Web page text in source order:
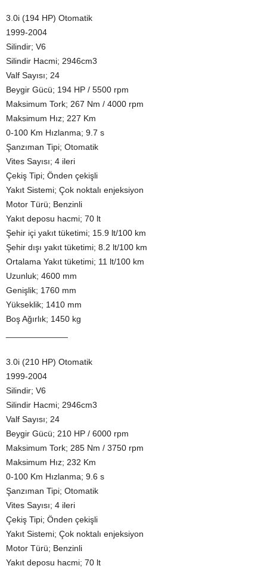
3.0i (194 HP) Otomatik
1999-2004
Silindir; V6
Silindir Hacmi; 2946cm3
Valf Sayısı; 24
Beygir Gücü; 194 HP / 5500 rpm
Maksimum Tork; 267 Nm / 4000 rpm
Maksimum Hız; 227 Km
0-100 Km Hızlanma; 9.7 s
Şanzıman Tipi; Otomatik
Vites Sayısı; 4 ileri
Çekiş Tipi; Önden çekişli
Yakıt Sistemi; Çok noktalı enjeksiyon
Motor Türü; Benzinli
Yakıt deposu hacmi; 70 lt
Şehir içi yakıt tüketimi; 15.9 lt/100 km
Şehir dışı yakıt tüketimi; 8.2 lt/100 km
Ortalama Yakıt tüketimi; 11 lt/100 km
Uzunluk; 4600 mm
Genişlik; 1760 mm
Yükseklik; 1410 mm
Boş Ağırlık; 1450 kg
3.0i (210 HP) Otomatik
1999-2004
Silindir; V6
Silindir Hacmi; 2946cm3
Valf Sayısı; 24
Beygir Gücü; 210 HP / 6000 rpm
Maksimum Tork; 285 Nm / 3750 rpm
Maksimum Hız; 232 Km
0-100 Km Hızlanma; 9.6 s
Şanzıman Tipi; Otomatik
Vites Sayısı; 4 ileri
Çekiş Tipi; Önden çekişli
Yakıt Sistemi; Çok noktalı enjeksiyon
Motor Türü; Benzinli
Yakıt deposu hacmi; 70 lt